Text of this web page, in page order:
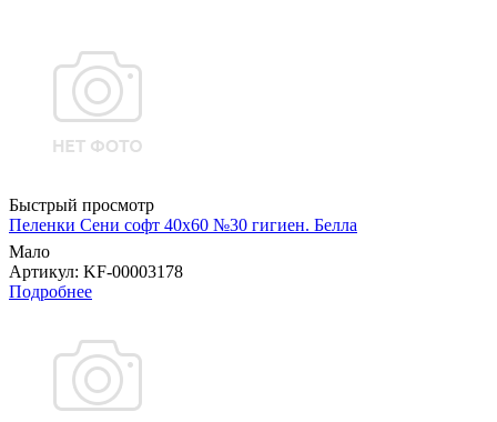
Быстрый просмотр
Пеленки Сени софт 40х60 №30 гигиен. Белла
Мало
Артикул: KF-00003178
Подробнее